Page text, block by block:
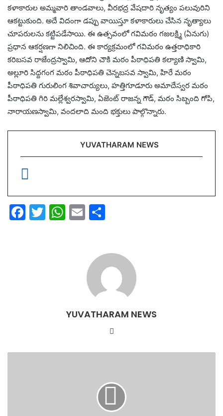
కళాకారుల అమ్మవారి తాండవాలు, వీరభద్ర వేషదారి నృత్యం పలువురిని
ఆకట్టుకుంది. అదే విదంగా డప్పు వాయిస్తూ కళాకారులు చేసిన నృత్యాలు
చూపరులను కట్టిపడేసాయి. ఈ ఉత్సవంలో గవిమఠం గజలక్ష్మి (ఏనుగు)
ప్రధాన ఆకర్షణగా నిలిచింది. ఈ కార్యక్రమంలో గవిమఠం ఉత్తరాధికారి
కరిబసవ రాజేంద్రస్వామి, ఆదోని చౌకి మఠం పీఠాధిపతి కల్యాణి స్వామి,
అల్లూరి సిద్దగంగ మఠం పీఠాధిపతి చెన్నబసవ స్వామి, హిరే మఠం
పీఠాధిపతి గురులింగ శివాచార్యులు, హత్తిగూడూరు అమాదేస్వర మఠం
పీఠాధిపతి గిరి మల్లేశ్వరస్వామి, ఏజెంట్ రాజన్న గౌడ్, మఠం సిబ్బంది గోపి,
నారాయణస్వామి, వందలాది మంది భక్తులు పాల్గొన్నారు.
YUVATHARAM NEWS
F
T
W
p
E
e
YUVATHARAM NEWS
Website